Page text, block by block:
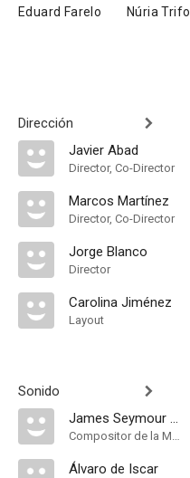
Eduard Farelo Núria Trifol
Dirección
Javier Abad
Director, Co-Director
Marcos Martínez
Director, Co-Director
Jorge Blanco
Director
Carolina Jiménez
Layout
Sonido
James Seymour Brett
Compositor de la Música Original
Álvaro de Iscar